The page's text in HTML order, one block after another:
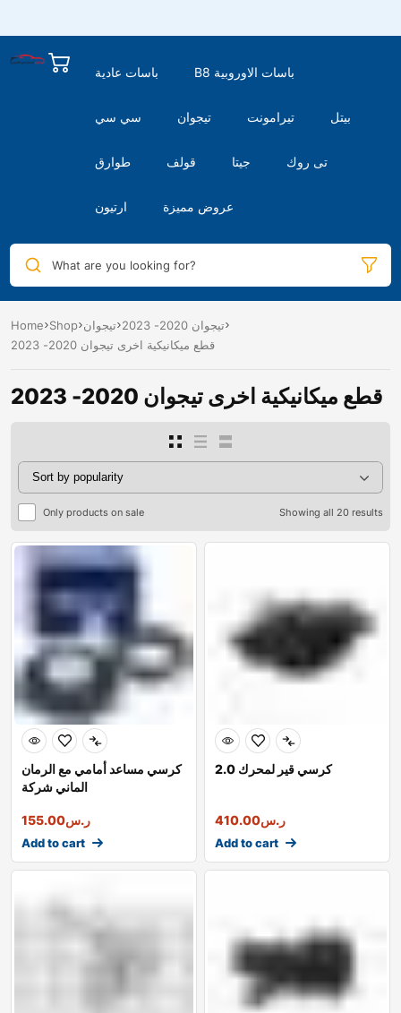
باسات عادية B8 باسات الاوروبية
سي سي تيجوان تيرامونت بيتل
طوارق قولف جيتا تى روك
ارتيون عروض مميزة
What are you looking for?
Home Shop تيجوان
تيجوان 2020- 2023
قطع ميكانيكية اخرى تيجوان 2020- 2023
قطع ميكانيكية اخرى تيجوان 2020- 2023
Only products on sale Showing all 20 results
كرسي مساعد أمامي مع الرمان
الماني شركة
ر.س155.00
Add to cart
كرسي قير لمحرك 2.0
ر.س410.00
Add to cart